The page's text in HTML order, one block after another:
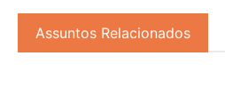
Assuntos Relacionados